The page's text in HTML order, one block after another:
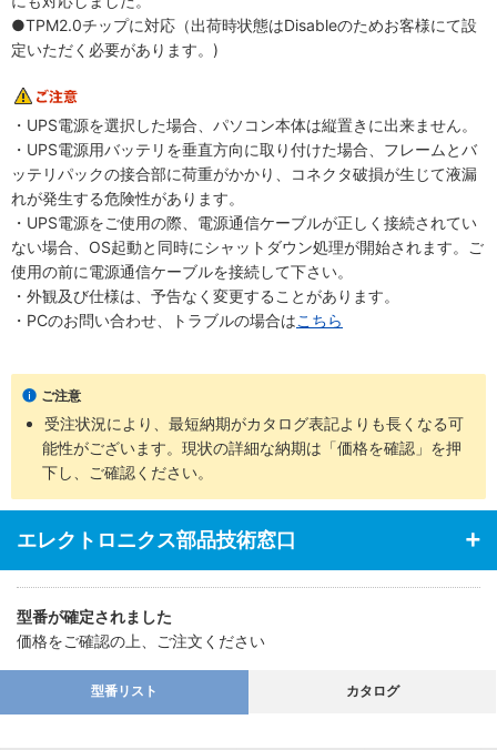
●TPM2.0チップに対応（出荷時状態はDisableのためお客様にて設
定いただく必要があります。)
・UPS電源を選択した場合、パソコン本体は縦置きに出来ません。
・UPS電源用バッテリを垂直方向に取り付けた場合、フレームとバ
ッテリパックの接合部に荷重がかかり、コネクタ破損が生じて液漏
れが発生する危険性があります。
・UPS電源をご使用の際、電源通信ケーブルが正しく接続されてい
ない場合、OS起動と同時にシャットダウン処理が開始されます。ご
使用の前に電源通信ケーブルを接続して下さい。
・外観及び仕様は、予告なく変更することがあります。
・PCのお問い合わせ、トラブルの場合はこちら
ご注意
受注状況により、最短納期がカタログ表記よりも長くなる可
能性がございます。現状の詳細な納期は「価格を確認」を押
下し、ご確認ください。
エレクトロニクス部品技術窓口
型番が確定されました
価格をご確認の上、ご注文ください
型番リスト カタログ